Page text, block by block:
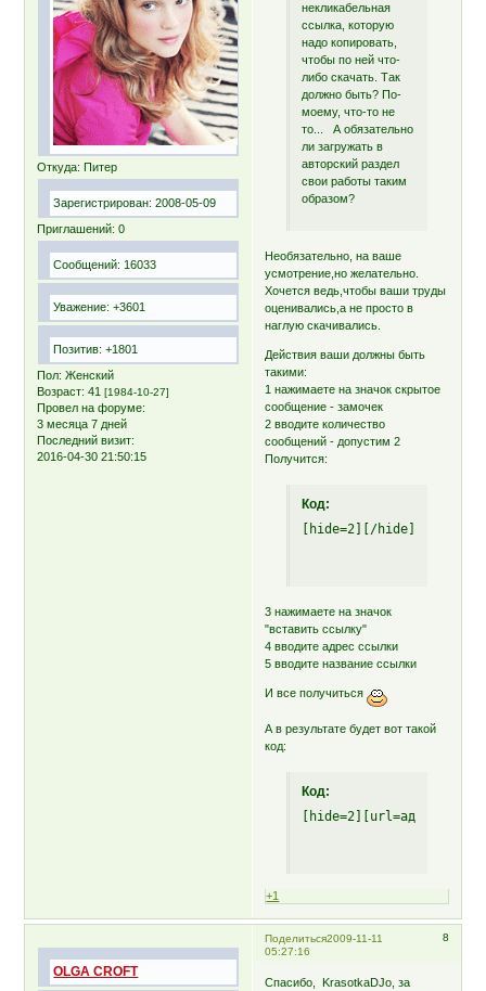
Откуда: Питер
Зарегистрирован: 2008-05-09
Приглашений: 0
Сообщений: 16033
Уважение: +3601
Позитив: +1801
Пол: Женский
Возраст: 41[1984-10-27]
Провел на форуме:
3 месяца 7 дней
Последний визит:
2016-04-30 21:50:15
некликабельная
ссылка, которую
надо копировать,
чтобы по ней что-
либо скачать. Так
должно быть? По-
моему, что-то не
то... А обязательно
ли загружать в
авторский раздел
свои работы таким
образом?
Необязательно, на ваше
усмотрение,но желательно.
Хочется ведь,чтобы ваши труды
оценивались,а не просто в
наглую скачивались.
Действия ваши должны быть
такими:
1 нажимаете на значок скрытое
сообщение - замочек
2 вводите количество
сообщений - допустим 2
Получится:
Код:
[hide=2][/hide]
3 нажимаете на значок
"вставить ссылку"
4 вводите адрес ссылки
5 вводите название ссылки
И все получиться
А в результате будет вот такой
код:
Код:
[hide=2][url=адрес
+1
Поделиться 8
2009-11-11
05:27:16
OLGA CROFT
Спасибо, KrasotkaDJo, за